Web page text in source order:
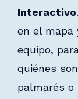
Interactivo
en el mapa
equipo,
quiénes
palmarés o